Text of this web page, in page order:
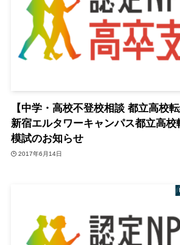
【中学・高校不登校相談 都立高校
新宿エルタワーキャンパス都立高
模試のお知らせ
2017年6月14日